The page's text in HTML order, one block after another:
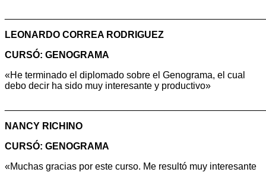
LEONARDO CORREA RODRIGUEZ
CURSÓ: GENOGRAMA
«He terminado el diplomado sobre el Genograma, el cual
debo decir ha sido muy interesante y productivo»
NANCY RICHINO
CURSÓ: GENOGRAMA
«Muchas gracias por este curso. Me resultó muy interesante